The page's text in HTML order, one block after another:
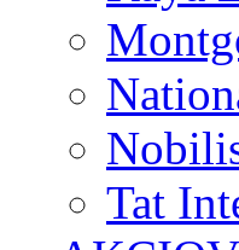
Tat